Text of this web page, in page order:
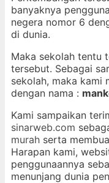
banyaknya
negera nomor 6
di dunia.
Maka sekolah tentu
tersebut. Sebagai
sekolah, maka kami
dengan nama :
Kami sampaikan
sinarweb.com
murah serta
Harapan kami,
penggunaannya
menunjang dunia